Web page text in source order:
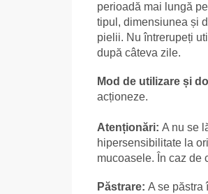
perioadă mai lungă
tipul, dimensiunea și
pielii. Nu întrerupeți
după câteva zile.
Mod de utilizare și
acționeze.
Atenționări: A nu se
hipersensibilitate la
mucoasele. În caz de
Păstrare: A se păstra